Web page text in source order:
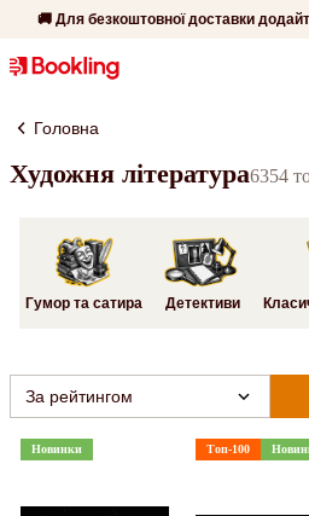
🚚 Для безкоштовної доставки
Головна
Художня література6354
Гумор та сатира Детективи
За рейтингом
Новинки Топ-100